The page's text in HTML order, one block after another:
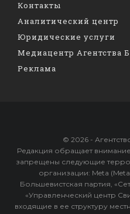
Контакты
Аналитический центр
Юридические услуги
Медиацентр Агентства
Реклама
© 2026 -
Редакция обращает
запрещены следующие
организации: Meta
Большевистская партия,
«Управленческий центр
входящие в ее структуру